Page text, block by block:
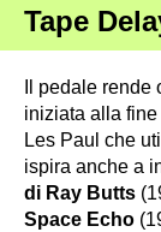
Tape
Il pedale
iniziata alla
Les Paul che
ispira anche a
di Ray Butts
Space Echo